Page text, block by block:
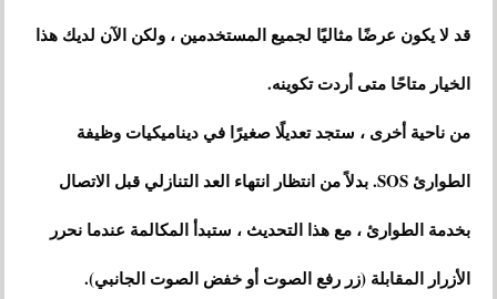
قد لا يكون عرضًا مثاليًا لجميع المستخدمين ، ولكن الآن لديك هذا
الخيار متاحًا متى أردت تكوينه.
من ناحية أخرى ، ستجد تعديلًا صغيرًا في ديناميكيات وظيفة
الطوارئ SOS. بدلاً من انتظار انتهاء العد التنازلي قبل الاتصال
بخدمة الطوارئ ، مع هذا التحديث ، ستبدأ المكالمة عندما نحرر
الأزرار المقابلة (زر رفع الصوت أو خفض الصوت الجانبي).